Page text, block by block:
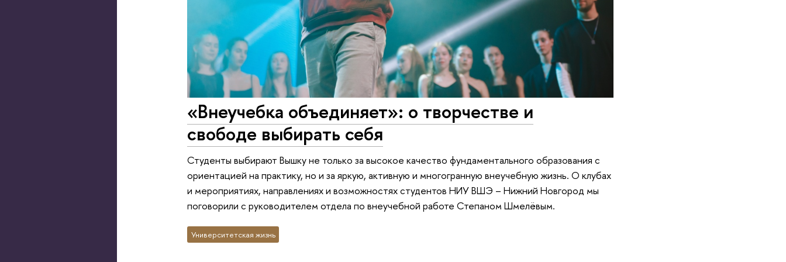
«Внеучебка объединяет»: о творчестве и
свободе выбирать себя
Студенты выбирают Вышку не только за высокое качество фундаментального образования с
ориентацией на практику, но и за яркую, активную и многогранную внеучебную жизнь. О клубах
и мероприятиях, направлениях и возможностях студентов НИУ ВШЭ – Нижний Новгород мы
поговорили с руководителем отдела по внеучебной работе Степаном Шмелёвым.
Университетская жизнь